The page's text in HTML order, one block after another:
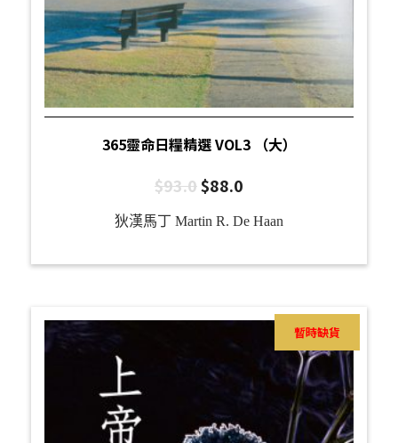
365靈命日糧精選 VOL3 （大）
$93.0$88.0
狄漢馬丁 Martin R. De Haan
暫時缺貨